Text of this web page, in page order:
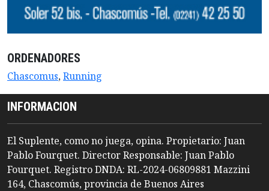
ORDENADORES
Chascomus,Running
INFORMACION
El Suplente, como no juega, opina. Propietario: Juan
Pablo Fourquet. Director Responsable: Juan Pablo
Fourquet. Registro DNDA: RL-2024-06809881 Mazzini
164, Chascomús, provincia de Buenos Aires